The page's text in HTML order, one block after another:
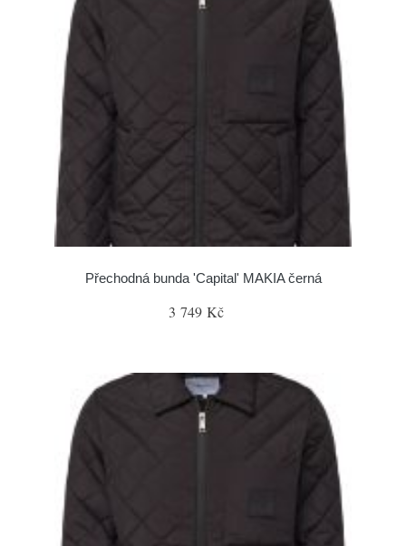
Přechodná bunda 'Capital' MAKIA černá
3 749 Kč